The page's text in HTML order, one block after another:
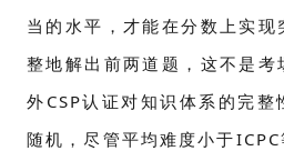
当的水平，才能在分数上实
整地解出前两道题，这不是考
外CSP认证对知识体系的完
随机，尽管平均难度小于ICPC